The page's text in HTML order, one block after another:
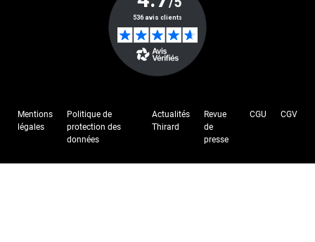
Mentions
légales
Politique de
protection des
données
Actualités
Thirard
Revue
de
presse
CGU CGV